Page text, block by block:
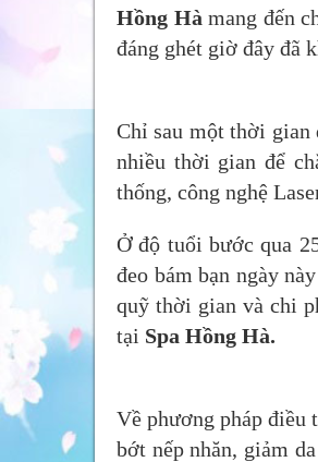
Hồng Hàmang đến
đáng ghét giờ đây đã
Chỉ sau một thời gian
nhiều thời gian để
thống, công nghệ
Ở độ tuổi bước qua
đeo bám bạn ngày
quỹ thời gian và chi
tại Spa Hồng Hà.
Về phương pháp điều
bớt nếp nhăn, giảm